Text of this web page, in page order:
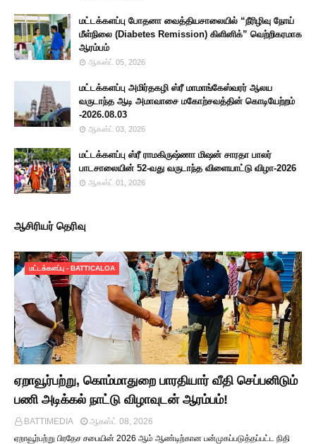
மட்டக்களப்பு போதனா வைத்தியசாலையில் “நீரிழிவு நோய்
மீள்நிலை (Diabetes Remission) கிளினிக்” வெற்றிகரமாக
ஆரம்பம்
ஆகஸ்ட் 05, 2026
மட்டக்களப்பு அமிர்தகழி ஸ்ரீ மாமாங்கேஸ்வரர் ஆலய
வருடாந்த ஆடி அமாவாசை மகோற்சவத்தின் கொடியேற்றம்
-2026.08.03
ஆகஸ்ட் 03, 2026
மட்டக்களப்பு ஸ்ரீ ராமகிருஷ்ணா மிஷன் சாரதா பாலர்
பாடசாலையின் 52-வது வருடாந்த விளையாட்டு விழா-2026
ஆகஸ்ட் 01, 2026
ஆசிரியர் தெரிவு
மட்டக்களப்பு - BATTICALOA
ஏறாவூர்பற்று, கொம்மாதுறை பாரதியார் வீதி செப்பனிடும்
பணி அடிக்கல் நாட்டு விழாவுடன் ஆரம்பம்!
BATTIMEDIA
ஆகஸ்ட் 08, 2026
ஏறாவூர்பற்று பிரதேச சபையின் 2026 ஆம் ஆண்டிற்கான பன்முகப்படுத்தப்பட்ட நிதி